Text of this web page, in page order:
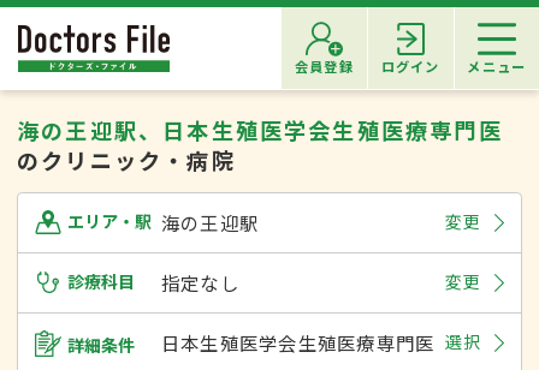
会員登録 ログイン メニュー
海の王迎駅、日本生殖医学会生殖医療専門医
のクリニック・病院
エリア・駅 海の王迎駅 変更
診療科目 指定なし 変更
詳細条件 日本生殖医学会生殖医療専門医 選択